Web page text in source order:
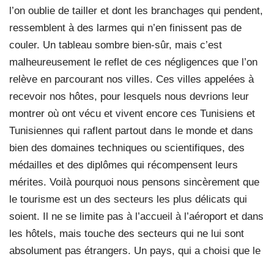
l’on oublie de tailler et dont les branchages qui pendent,
ressemblent à des larmes qui n’en finissent pas de
couler. Un tableau sombre bien-sûr, mais c’est
malheureusement le reflet de ces négligences que l’on
relève en parcourant nos villes. Ces villes appelées à
recevoir nos hôtes, pour lesquels nous devrions leur
montrer où ont vécu et vivent encore ces Tunisiens et
Tunisiennes qui raflent partout dans le monde et dans
bien des domaines techniques ou scientifiques, des
médailles et des diplômes qui récompensent leurs
mérites. Voilà pourquoi nous pensons sincèrement que
le tourisme est un des secteurs les plus délicats qui
soient. Il ne se limite pas à l’accueil à l’aéroport et dans
les hôtels, mais touche des secteurs qui ne lui sont
absolument pas étrangers. Un pays, qui a choisi que le